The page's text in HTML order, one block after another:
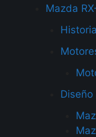
Mazda
Historia